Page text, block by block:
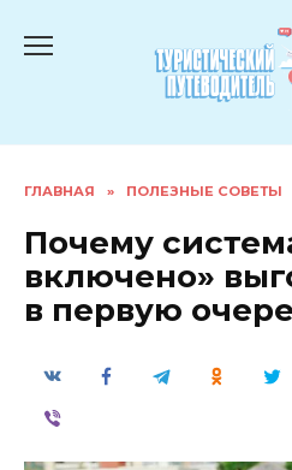
ГЛАВНАЯ » ПОЛЕЗНЫЕ СОВЕТЫ
Почему
включено»
в первую